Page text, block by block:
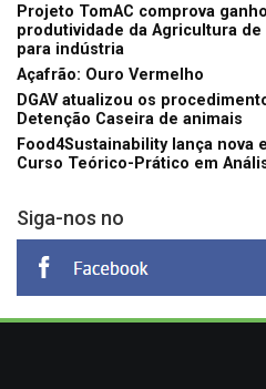
Projeto TomAC comprova
produtividade da Agricultura
para indústria
Açafrão: Ouro Vermelho
DGAV atualizou os
Detenção Caseira de animais
Food4Sustainability lança nova
Curso Teórico-Prático em
Siga-nos no